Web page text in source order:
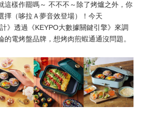
這樣作罷嗎～ 不不不～ 除了烤爐之外，你
擇（哆拉Ａ夢音效登場）！今天
》透過《KEYPO大數據關鍵引擎》來調
的電烤盤品牌，想烤肉煎蝦通通沒問題。